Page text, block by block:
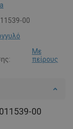
00
Με
πείρους
00